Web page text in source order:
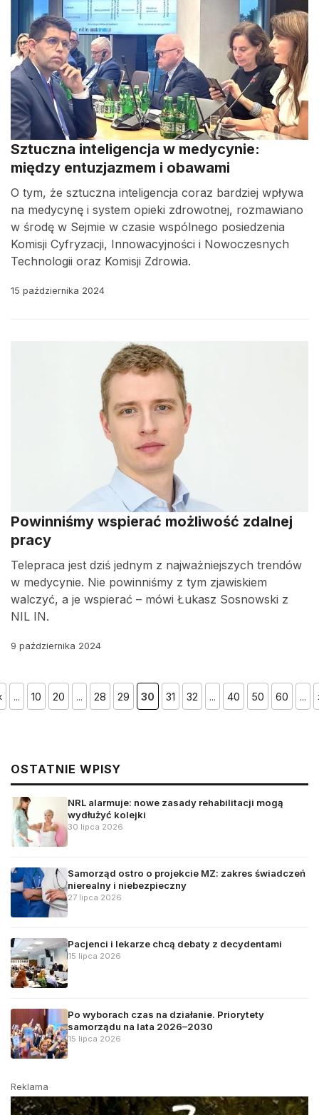
Sztuczna inteligencja w medycynie:
między entuzjazmem i obawami
O tym, że sztuczna inteligencja coraz bardziej wpływa
na medycynę i system opieki zdrowotnej, rozmawiano
w środę w Sejmie w czasie wspólnego posiedzenia
Komisji Cyfryzacji, Innowacyjności i Nowoczesnych
Technologii oraz Komisji Zdrowia.
15 października 2024
Powinniśmy wspierać możliwość zdalnej
pracy
Telepraca jest dziś jednym z najważniejszych trendów
w medycynie. Nie powinniśmy z tym zjawiskiem
walczyć, a je wspierać – mówi Łukasz Sosnowski z
NIL IN.
9 października 2024
... 10 20 ... 28 29 30 31 32 ... 40 50 60 ...
OSTATNIE WPISY
NRL alarmuje: nowe zasady rehabilitacji mogą
wydłużyć kolejki
30 lipca 2026
Samorząd ostro o projekcie MZ: zakres świadczeń
nierealny i niebezpieczny
27 lipca 2026
Pacjenci i lekarze chcą debaty z decydentami
15 lipca 2026
Po wyborach czas na działanie. Priorytety
samorządu na lata 2026–2030
15 lipca 2026
Reklama